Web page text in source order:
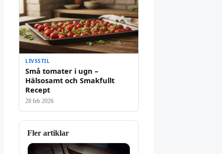
LIVSSTIL
Små tomater i ugn –
Hälsosamt och Smakfullt
Recept
28 feb 2026
Fler artiklar